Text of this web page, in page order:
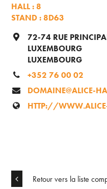
HALL : 8
STAND : 8D63
72-74 RUE
LUXEMBOURG
LUXEMBOURG
+352 76 00 02
DOMAINE@ALICE-
HTTP://
Retour vers la liste